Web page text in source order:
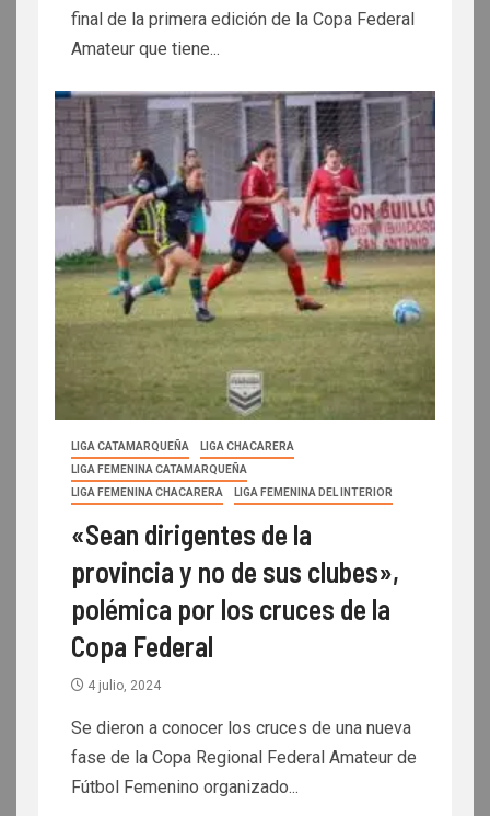
final de la primera edición de la Copa Federal
Amateur que tiene...
LIGA CATAMARQUEÑA
LIGA CHACARERA
LIGA FEMENINA CATAMARQUEÑA
LIGA FEMENINA CHACARERA
LIGA FEMENINA DEL INTERIOR
«Sean dirigentes de la
provincia y no de sus clubes»,
polémica por los cruces de la
Copa Federal
4 julio, 2024
Se dieron a conocer los cruces de una nueva
fase de la Copa Regional Federal Amateur de
Fútbol Femenino organizado...